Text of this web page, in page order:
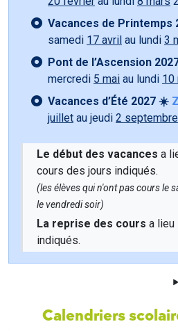
Vacances de Printemps
samedi 17 avril au lundi 3
Pont de l’Ascension
mercredi 5 mai au lundi 10
Vacances d’Été 2027 ☀️
juillet au jeudi 2
Le début des vacances a
cours des jours indiqués.
(les élèves qui n'ont pas cours le
le vendredi soir)
La reprise des cours a lieu
indiqués.
Calendriers